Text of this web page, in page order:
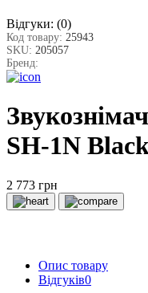
Відгуки: (0)
Код товару: 25943
SKU: 205057
Бренд:
SH-1N
2 773 грн
Опис товару
Відгуків0